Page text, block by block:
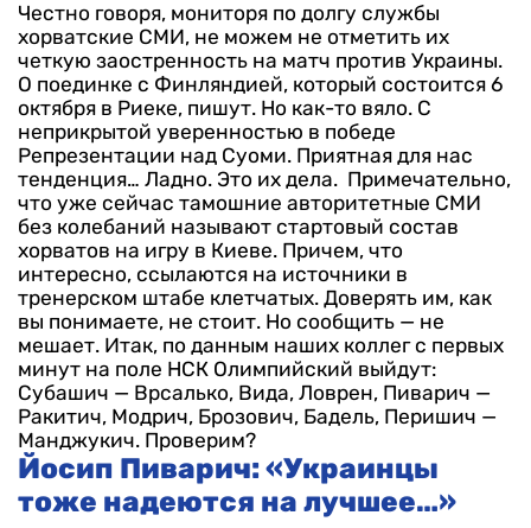
Честно говоря, мониторя по долгу службы
хорватские СМИ, не можем не отметить их
четкую заостренность на матч против Украины.
О поединке с Финляндией, который состоится 6
октября в Риеке, пишут. Но как-то вяло. С
неприкрытой уверенностью в победе
Репрезентации над Суоми. Приятная для нас
тенденция… Ладно. Это их дела. Примечательно,
что уже сейчас тамошние авторитетные СМИ
без колебаний называют стартовый состав
хорватов на игру в Киеве. Причем, что
интересно, ссылаются на источники в
тренерском штабе клетчатых. Доверять им, как
вы понимаете, не стоит. Но сообщить — не
мешает. Итак, по данным наших коллег с первых
минут на поле НСК Олимпийский выйдут:
Субашич — Врсалько, Вида, Ловрен, Пиварич —
Ракитич, Модрич, Брозович, Бадель, Перишич —
Манджукич. Проверим?
Йосип Пиварич: «Украинцы
тоже надеются на лучшее…»